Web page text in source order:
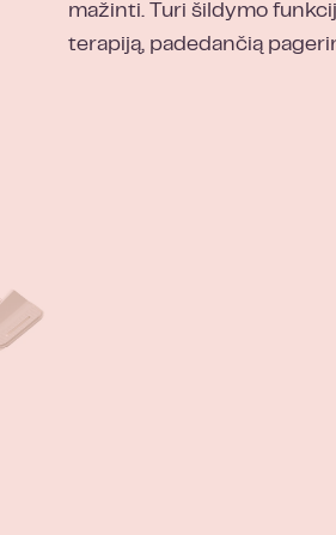
mažinti. Turi šildymo
terapiją, padedančią